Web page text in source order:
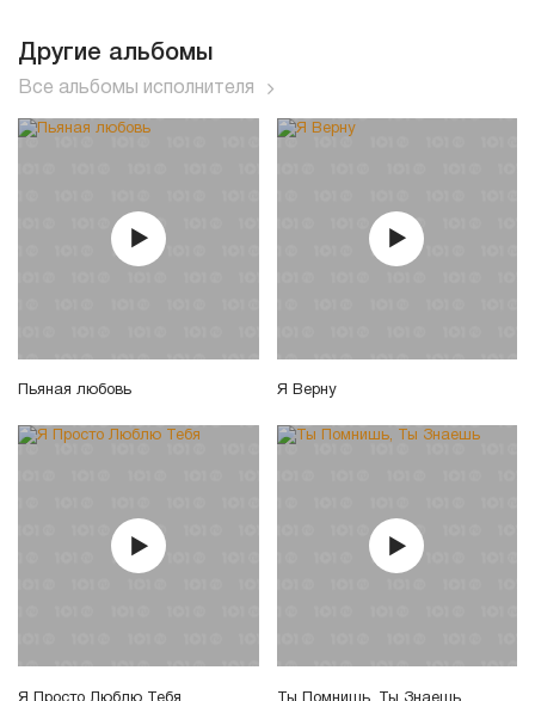
Другие альбомы
Все альбомы исполнителя
Пьяная любовь Я Верну